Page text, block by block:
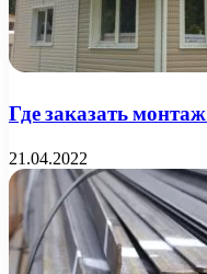
Где заказать
21.04.2022